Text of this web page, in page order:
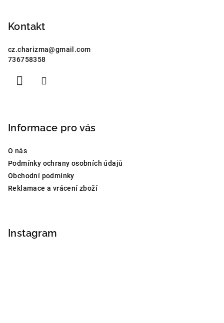
Kontakt
cz.charizma@gmail.com
736758358
Informace pro vás
O nás
Podmínky ochrany osobních údajů
Obchodní podmínky
Reklamace a vrácení zboží
Instagram